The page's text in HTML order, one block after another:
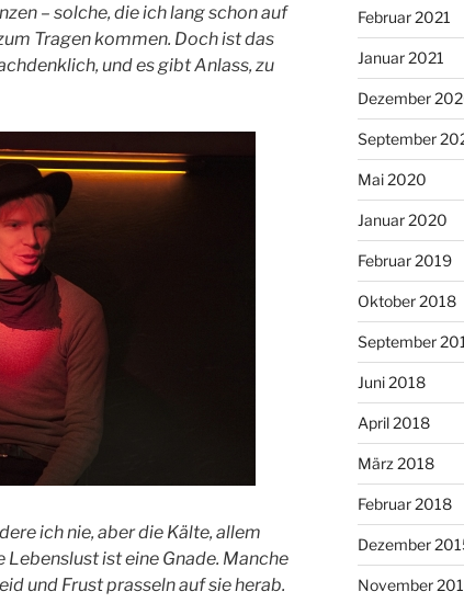
– solche, die ich lang schon auf
Tragen kommen. Doch ist das
und es gibt Anlass, zu
ich nie, aber die Kälte, allem
ist eine Gnade. Manche
und Frust prasseln auf sie herab.
Februar 2021
Januar 2021
Dezember
September
Mai 2020
Januar 2020
Februar 2019
Oktober 2018
September
Juni 2018
April 2018
März 2018
Februar 2018
Dezember
November